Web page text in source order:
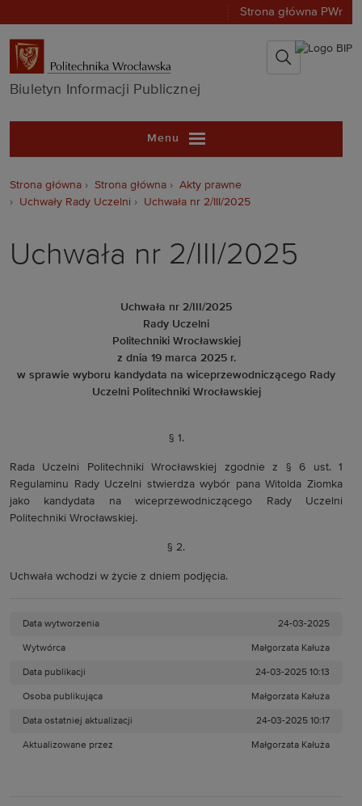
Strona główna PWr
Biuletyn
Biuletyn Informacji Publicznej
Menu
Strona główna Strona główna
Akty prawne
Uchwały Rady Uczelni
Uchwała nr 2/III/2025
Uchwała nr 2/III/2025
Uchwała nr 2/III/2025
Rady Uczelni
Politechniki Wrocławskiej
z dnia 19 marca 2025 r.
w sprawie wyboru kandydata na wiceprzewodniczącego Rady
Uczelni Politechniki Wrocławskiej
§ 1.
Rada Uczelni Politechniki Wrocławskiej zgodnie z § 6 ust. 1
Regulaminu Rady Uczelni stwierdza wybór pana Witolda Ziomka
jako kandydata na wiceprzewodniczącego Rady Uczelni
Politechniki Wrocławskiej.
§ 2.
Uchwała wchodzi w życie z dniem podjęcia.
Data wytworzenia 24-03-2025
Wytwórca Małgorzata Kałuża
Data publikacji 24-03-2025 10:13
Osoba publikująca Małgorzata Kałuża
Data ostatniej aktualizacji 24-03-2025 10:17
Aktualizowane przez Małgorzata Kałuża